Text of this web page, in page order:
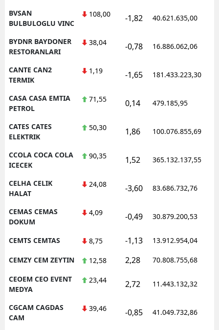
BVSAN
BULBULOGLU VINC
108,00 -1,82 40.621.635,00
BYDNR BAYDONER
RESTORANLARI
38,04 -0,78 16.886.062,06
CANTE CAN2
TERMIK
1,19 -1,65 181.433.223,30
CASA CASA EMTIA
PETROL
71,55 0,14 479.185,95
CATES CATES
ELEKTRIK
50,30 1,86 100.076.855,69
CCOLA COCA COLA
ICECEK
90,35 1,52 365.132.137,55
CELHA CELIK
HALAT
24,08 -3,60 83.686.732,76
CEMAS CEMAS
DOKUM
4,09 -0,49 30.879.200,53
CEMTS CEMTAS 8,75 -1,13 13.912.954,04
CEMZY CEM ZEYTIN 12,58 2,28 70.808.755,68
CEOEM CEO EVENT
MEDYA
23,44 2,72 11.443.132,32
CGCAM CAGDAS
CAM
39,46 -0,85 41.049.732,86